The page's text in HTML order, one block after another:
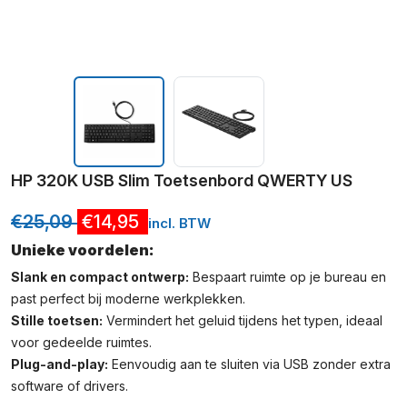
HP 320K USB Slim Toetsenbord QWERTY US
€25,09 €14,95 incl. BTW
Unieke voordelen:
Slank en compact ontwerp: Bespaart ruimte op je bureau en
past perfect bij moderne werkplekken.
Stille toetsen: Vermindert het geluid tijdens het typen, ideaal
voor gedeelde ruimtes.
Plug-and-play: Eenvoudig aan te sluiten via USB zonder extra
software of drivers.